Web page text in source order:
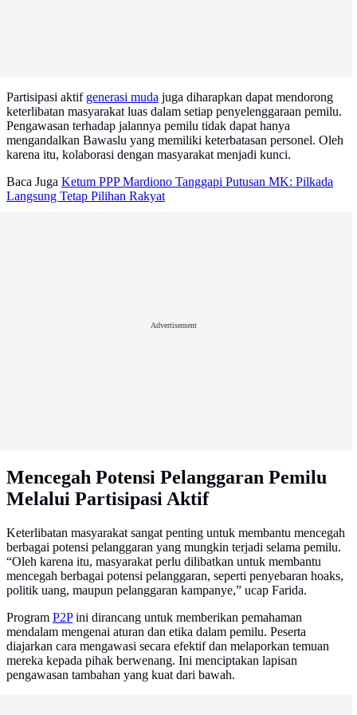
Partisipasi aktif generasi muda juga diharapkan dapat mendorong
keterlibatan masyarakat luas dalam setiap penyelenggaraan pemilu.
Pengawasan terhadap jalannya pemilu tidak dapat hanya
mengandalkan Bawaslu yang memiliki keterbatasan personel. Oleh
karena itu, kolaborasi dengan masyarakat menjadi kunci.
Baca Juga Ketum PPP Mardiono Tanggapi Putusan MK: Pilkada
Langsung Tetap Pilihan Rakyat
Advertisement
Mencegah Potensi Pelanggaran Pemilu
Melalui Partisipasi Aktif
Keterlibatan masyarakat sangat penting untuk membantu mencegah
berbagai potensi pelanggaran yang mungkin terjadi selama pemilu.
“Oleh karena itu, masyarakat perlu dilibatkan untuk membantu
mencegah berbagai potensi pelanggaran, seperti penyebaran hoaks,
politik uang, maupun pelanggaran kampanye,” ucap Farida.
Program P2Pini dirancang untuk memberikan pemahaman
mendalam mengenai aturan dan etika dalam pemilu. Peserta
diajarkan cara mengawasi secara efektif dan melaporkan temuan
mereka kepada pihak berwenang. Ini menciptakan lapisan
pengawasan tambahan yang kuat dari bawah.